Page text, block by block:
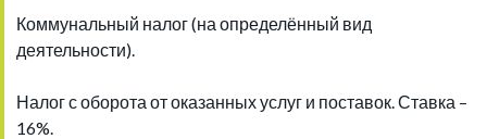
Коммунальный налог (на определённый вид
деятельности).
Налог с оборота от оказанных услуг и поставок. Ставка –
16%.